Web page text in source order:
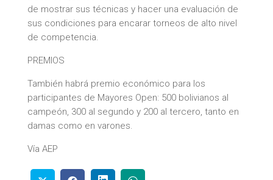
de mostrar sus técnicas y hacer una evaluación de
sus condiciones para encarar torneos de alto nivel
de competencia.
PREMIOS
También habrá premio económico para los
participantes de Mayores Open: 500 bolivianos al
campeón, 300 al segundo y 200 al tercero, tanto en
damas como en varones.
Vía AEP